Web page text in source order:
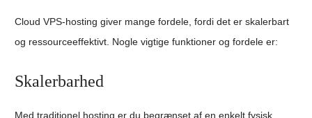
Cloud VPS-hosting giver mange fordele, fordi det er skalerbart
og ressourceeffektivt. Nogle vigtige funktioner og fordele er:
Skalerbarhed
Med traditionel hosting er du begrænset af en enkelt fysisk